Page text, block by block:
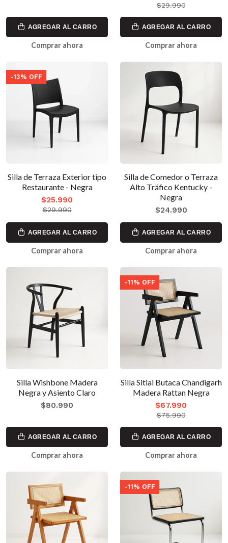
AGREGAR AL CARRO
Comprar ahora
$29.990
AGREGAR AL CARRO
Comprar ahora
-13% OFF
Silla de Terraza Exterior tipo
Restaurante - Negra
$25.990
$29.990
AGREGAR AL CARRO
Comprar ahora
Silla de Comedor o Terraza
Alto Tráfico Kentucky -
Negra
$24.990
AGREGAR AL CARRO
Comprar ahora
Silla Wishbone Madera
Negra y Asiento Claro
$80.990
AGREGAR AL CARRO
Comprar ahora
-11% OFF
Silla Sitial Butaca Chandigarh
Madera Rattan Negra
$67.990
$75.990
AGREGAR AL CARRO
Comprar ahora
-11% OFF